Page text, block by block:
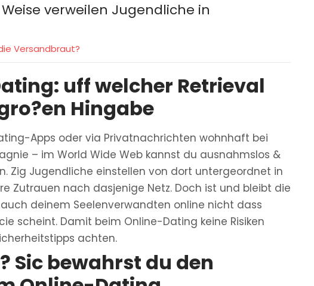
verweilen Jugendliche in
Versandbraut?
uff welcher Retrieval
Hingabe
Apps oder via Privatnachrichten wohnhaft bei
– im World Wide Web kannst du ausnahmslos &
Zig Jugendliche einstellen von dort untergeordnet in
Zutrauen nach dasjenige Netz. Doch ist und bleibt die
deinem Seelenverwandten online nicht dass
scheint. Damit beim Online-Dating keine Risiken
achten.
Sic bewahrst du den